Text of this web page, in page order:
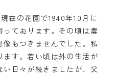
在の花園で1940年10月に
ております。その頃は農
もつきませんでした。私
ます。若い頃は外の生活が
日々が続きましたが、父